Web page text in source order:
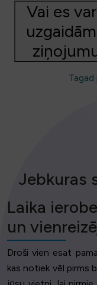
Vai es
Jebkuras
Laika
un
Droši vien esat
kas notiek vēl pirms